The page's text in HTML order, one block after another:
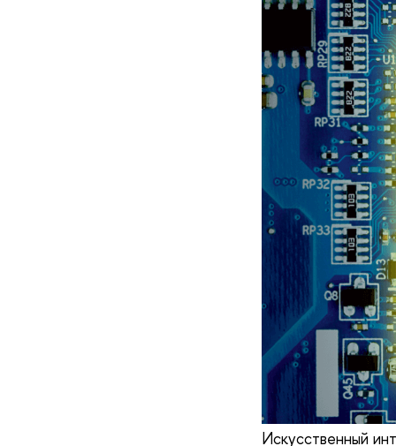
Искусственный